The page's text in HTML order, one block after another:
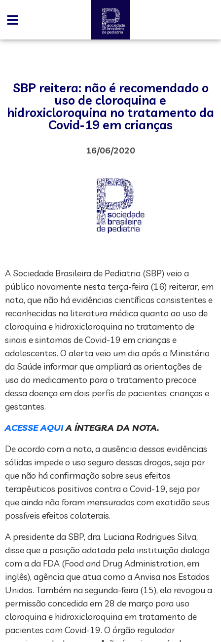
SBP reitera: não é recomendado o
uso de cloroquina e
hidroxicloroquina no tratamento da
Covid-19 em crianças
16/06/2020
A Sociedade Brasileira de Pediatria (SBP) veio a
público novamente nesta terça-feira (16) reiterar, em
nota, que não há evidências científicas consistentes e
reconhecidas na literatura médica quanto ao uso de
cloroquina e hidroxicloroquina no tratamento de
sinais e sintomas de Covid-19 em crianças e
adolescentes. O alerta veio um dia após o Ministério
da Saúde informar que ampliará as orientações de
uso do medicamento para o tratamento precoce
dessa doença em dois perfis de pacientes: crianças e
gestantes.
ACESSE AQUIA ÍNTEGRA DA NOTA.
De acordo com a nota, a ausência dessas evidências
sólidas impede o uso seguro dessas drogas, seja por
que não há confirmação sobre seus efeitos
terapêuticos positivos contra a Covid-19, seja por
que ainda não foram mensurados com exatidão seus
possíveis efeitos colaterais.
A presidente da SBP, dra. Luciana Rodrigues Silva,
disse que a posição adotada pela instituição dialoga
com a da FDA (Food and Drug Administration, em
inglês), agência que atua como a Anvisa nos Estados
Unidos. Também na segunda-feira (15), ela revogou a
permissão concedida em 28 de março para uso
cloroquina e hidroxicloroquina em tratamento de
pacientes com Covid-19. O órgão regulador